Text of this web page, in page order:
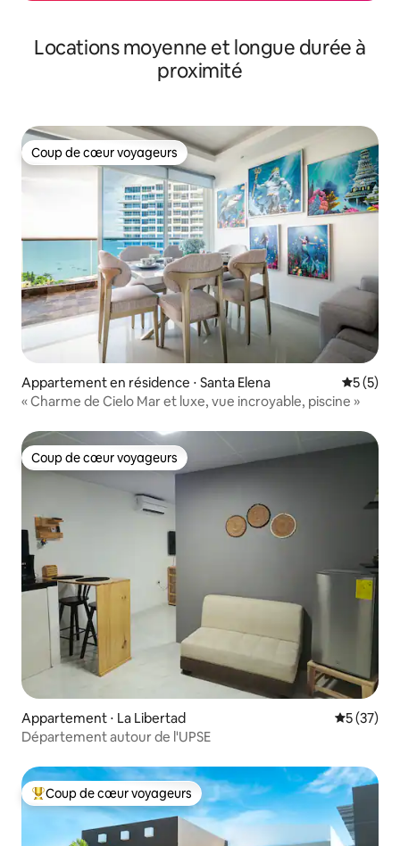
Locations moyenne et longue durée à
proximité
Coup de cœur voyageurs
Coup de cœur voyageurs
Appartement en résidence ⋅ Santa Elena
5 (5)
« Charme de Cielo Mar et luxe, vue incroyable, piscine »
Coup de cœur voyageurs
Coup de cœur voyageurs
Appartement ⋅ La Libertad
5 (37)
Département autour de l'UPSE
Coups de cœur voyageurs les plus appréciés
Coup de cœur voyageurs